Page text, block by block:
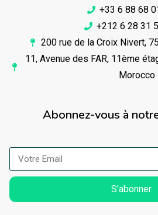
+33 6 88 68
+212 6 28 31
200 rue de la Croix Nivert,
11, Avenue des FAR, 11ème
Morocco
Abonnez-vous à
S'abonner